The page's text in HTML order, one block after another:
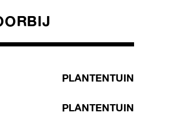
PLANTENTUIN
PLANTENTUIN